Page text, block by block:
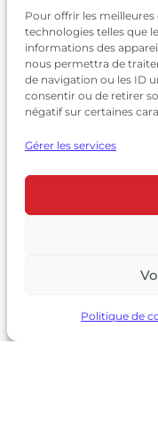
Pour offrir les
technologies telles que
informations des
nous permettra de
de navigation ou les ID
consentir ou de retirer
négatif sur certaines
Gérer les services
Politique de
© 2026
Mentions légales
L’ABUS D’ALCOOL